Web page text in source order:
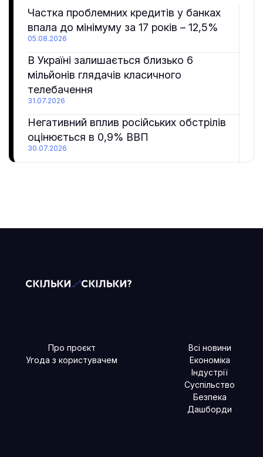
Частка проблемних кредитів у банках
впала до мінімуму за 17 років – 12,5%
05.08.2026
В Україні залишається близько 6
мільйонів глядачів класичного
телебачення
31.07.2026
Негативний вплив російських обстрілів
оцінюється в 0,9% ВВП
30.07.2026
Про проєкт
Угода з користувачем
Всі новини
Економіка
Індустрії
Суспільство
Безпека
Дашборди